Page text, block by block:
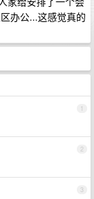
办公...这感觉真的
1
2
3